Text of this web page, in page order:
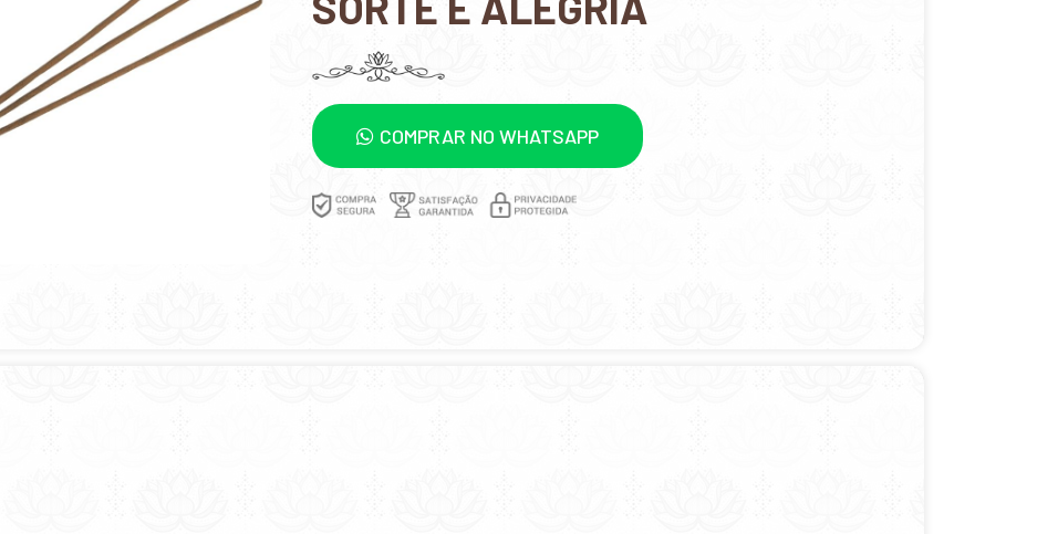
COMPRAR NO WHATSAPP